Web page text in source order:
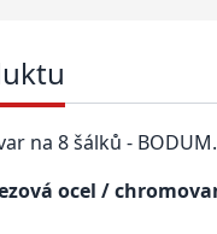
na 8 šálků - BODUM.
ocel /